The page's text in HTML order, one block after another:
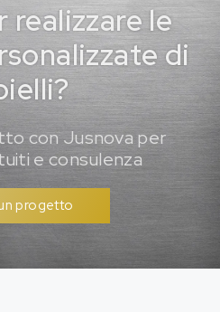
realizzare le
di
con Jusnova per
e consulenza
progetto